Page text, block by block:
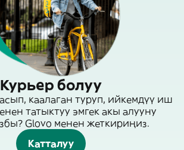
Курьер болуу
каалаган туруп, ийкемдүү иш
татыктуу эмгек акы алууну
Glovo менен жеткириңиз.
Катталуу